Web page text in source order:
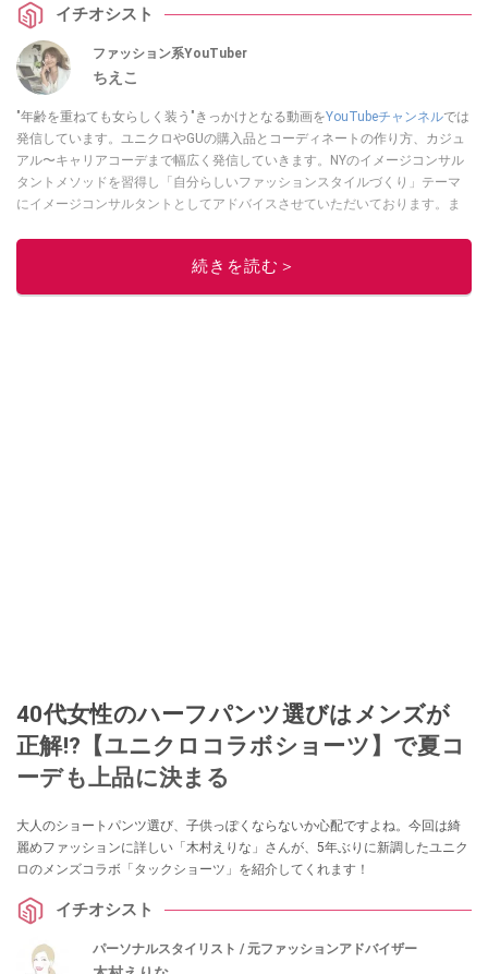
イチオシスト
ファッション系YouTuber
ちえこ
"年齢を重ねても女らしく装う"きっかけとなる動画をYouTubeチャンネルでは
発信しています。ユニクロやGUの購入品とコーディネートの作り方、カジュ
アル〜キャリアコーデまで幅広く発信していきます。NYのイメージコンサル
タントメソッドを習得し「自分らしいファッションスタイルづくり」テーマ
にイメージコンサルタントとしてアドバイスさせていただいております。ま
積み上げ続けている外資系企業のコンサルタント（25年以上のキャリア）か
続きを読む＞
40代女性のハーフパンツ選びはメンズが
正解!?【ユニクロコラボショーツ】で夏コ
ーデも上品に決まる
大人のショートパンツ選び、子供っぽくならないか心配ですよね。今回は綺
麗めファッションに詳しい「木村えりな」さんが、5年ぶりに新調したユニク
ロのメンズコラボ「タックショーツ」を紹介してくれます！
イチオシスト
パーソナルスタイリスト / 元ファッションアドバイザー